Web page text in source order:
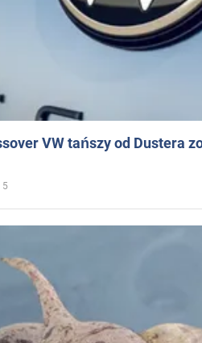
VW tańszy od Dustera
5